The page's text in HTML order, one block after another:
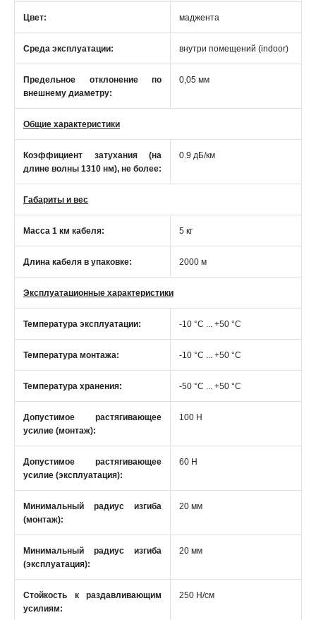
Цвет: маджента
Среда эксплуатации: внутри помещений (indoor)
Предельное отклонение по
внешнему диаметру:
0,05 мм
Общие характеристики
Коэффициент затухания (на
длине волны 1310 нм), не более:
0.9 дБ/км
Габариты и вес
Масса 1 км кабеля: 5 кг
Длина кабеля в упаковке: 2000 м
Эксплуатационные характеристики
Температура эксплуатации: -10 °C ... +50 °C
Температура монтажа: -10 °С ... +50 °С
Температура хранения: -50 °C ... +50 °C
Допустимое растягивающее
усилие (монтаж):
100 Н
Допустимое растягивающее
усилие (эксплуатация):
60 Н
Минимальный радиус изгиба
(монтаж):
20 мм
Минимальный радиус изгиба
(эксплуатация):
20 мм
Стойкость к раздавливающим
усилиям:
250 Н/см